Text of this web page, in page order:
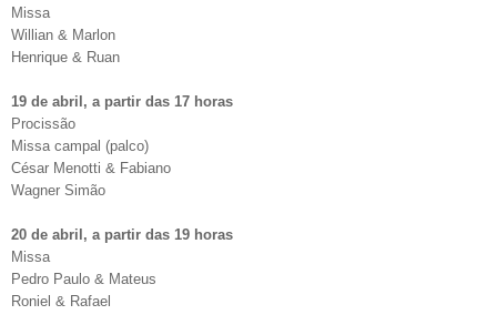
Missa
Willian & Marlon
Henrique & Ruan
19 de abril, a partir das 17 horas
Procissão
Missa campal (palco)
César Menotti & Fabiano
Wagner Simão
20 de abril, a partir das 19 horas
Missa
Pedro Paulo & Mateus
Roniel & Rafael